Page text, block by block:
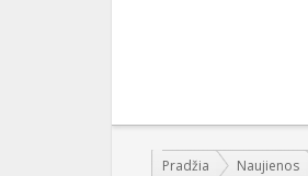
Jūs esate čia:
Pradžia Naujienos